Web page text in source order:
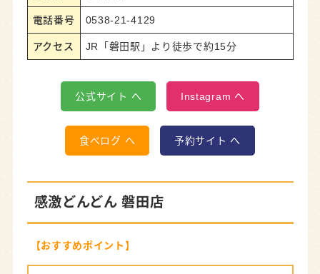
電話番号 0538-21-4129
アクセス JR「磐田駅」より徒歩で約15分
公式サイト へ Instagram へ
食べログ へ 予約サイト へ
感激どんどん 磐田店
【おすすめポイント】